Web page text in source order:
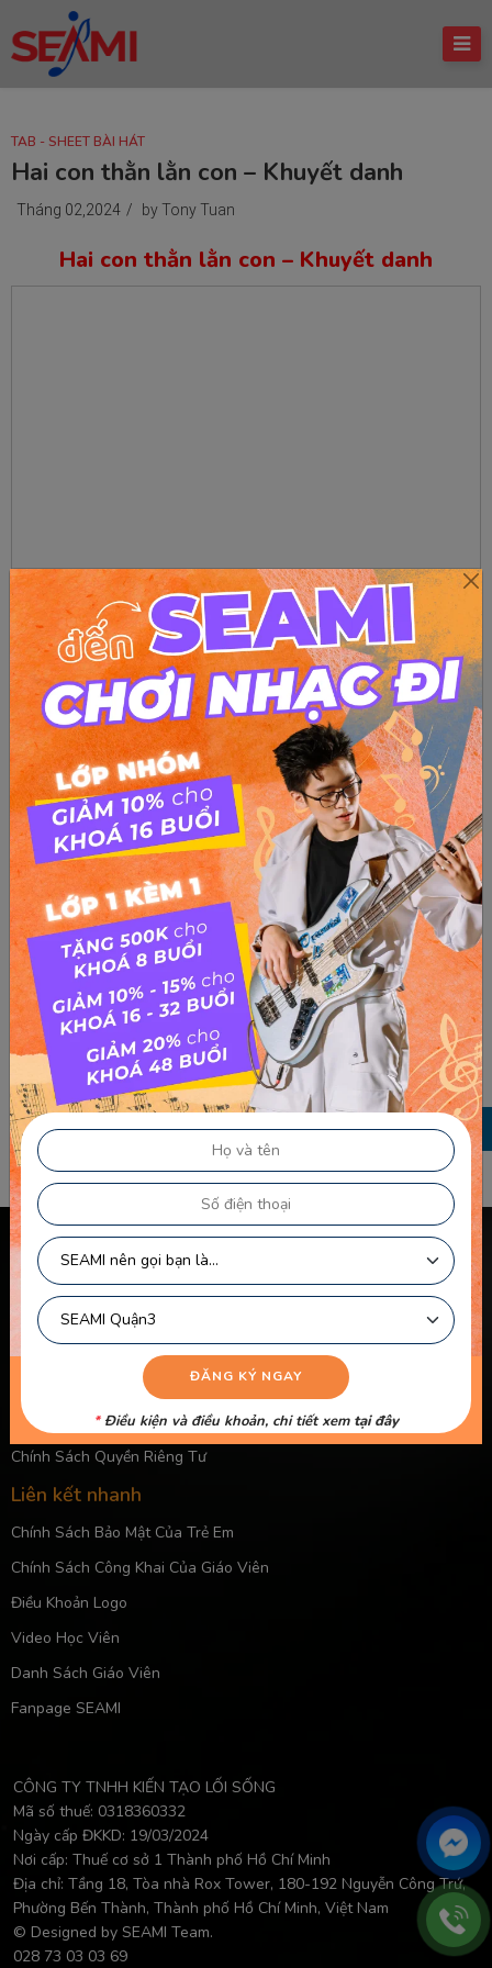
TAB - SHEET BÀI HÁT
Hai con thằn lằn con – Khuyết danh
Tháng 02,2024 / by Tony Tuan
Hai con thằn lằn con – Khuyết danh
Haiconthanlancon khuyetdanh from SEAMI
TRƯỚC
[HƯỚNG DẪN ĐỆM HÁT GUITAR] Perfect – Ed
Sheeran
Em đi chùa Hương – Trung Đức
Chính sách & điều khoản
Thông Tin Chủ Sở Hữu Website
Điều Khoản Dành Cho Học Viên Và Gia Sư – Giảng Viên
Điều khoản Dành cho HLV-Giáo Viên
Chính Sách Sử Dụng Cookie
Chính Sách Bảo Mật
Chính Sách Quyền Riêng Tư
Liên kết nhanh
Chính Sách Bảo Mật Của Trẻ Em
Chính Sách Công Khai Của Giáo Viên
Điều Khoản Logo
Video Học Viên
Danh Sách Giáo Viên
Fanpage SEAMI
CÔNG TY TNHH KIẾN TẠO LỐI SỐNG
Mã số thuế: 0318360332
Ngày cấp ĐKKD: 19/03/2024
Nơi cấp: Thuế cơ sở 1 Thành phố Hồ Chí Minh
Địa chỉ: Tầng 18, Tòa nhà Rox Tower, 180-192 Nguyễn Công Trứ,
Phường Bến Thành, Thành phố Hồ Chí Minh, Việt Nam
© Designed by SEAMI Team.
028 73 03 03 69
*Điều kiện và điều khoản, chi tiết xem tại đây